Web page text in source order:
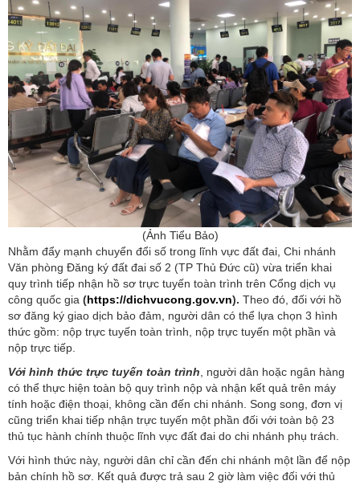
(Ảnh Tiểu Bảo)
Nhằm đẩy mạnh chuyển đổi số trong lĩnh vực đất đai, Chi nhánh
Văn phòng Đăng ký đất đai số 2 (TP Thủ Đức cũ) vừa triển khai
quy trình tiếp nhận hồ sơ trực tuyến toàn trình trên Cổng dịch vụ
công quốc gia (https://dichvucong.gov.vn). Theo đó, đối với hồ
sơ đăng ký giao dịch bảo đảm, người dân có thể lựa chọn 3 hình
thức gồm: nộp trực tuyến toàn trình, nộp trực tuyến một phần và
nộp trực tiếp.
Với hình thức trực tuyến toàn trình, người dân hoặc ngân hàng
có thể thực hiện toàn bộ quy trình nộp và nhận kết quả trên máy
tính hoặc điện thoại, không cần đến chi nhánh. Song song, đơn vị
cũng triển khai tiếp nhận trực tuyến một phần đối với toàn bộ 23
thủ tục hành chính thuộc lĩnh vực đất đai do chi nhánh phụ trách.
Với hình thức này, người dân chỉ cần đến chi nhánh một lần để nộp
bản chính hồ sơ. Kết quả được trả sau 2 giờ làm việc đối với thủ